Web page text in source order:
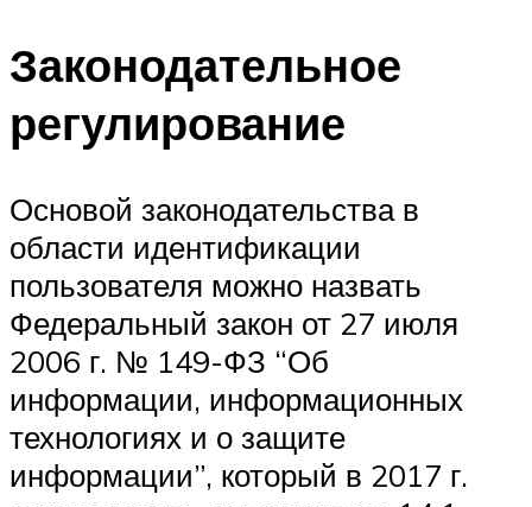
Законодательное
регулирование
Основой законодательства в
области идентификации
пользователя можно назвать
Федеральный закон от 27 июля
2006 г. № 149-ФЗ “Об
информации, информационных
технологиях и о защите
информации”, который в 2017 г.